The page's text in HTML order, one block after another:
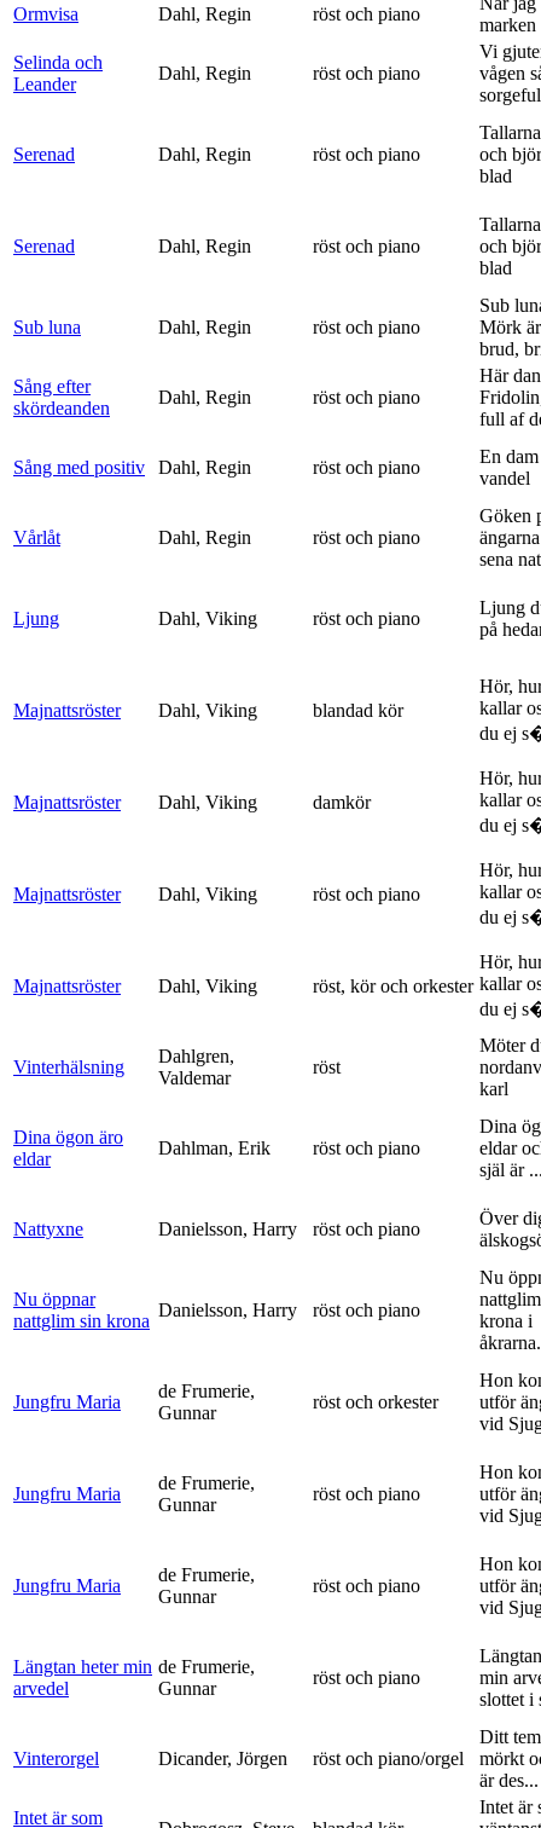
Ormvisa Dahl, Regin röst och piano
marken
Selinda och
Leander
Dahl, Regin röst och piano
Vi
vågen
Serenad Dahl, Regin röst och piano
och
blad
Serenad Dahl, Regin röst och piano
och
blad
Sub luna Dahl, Regin röst och piano
Sub
Mörk
brud,
Sång efter
skördeanden
Dahl, Regin röst och piano
Här
full af
Sång med positiv Dahl, Regin röst och piano
En
vandel
Vårlåt Dahl, Regin röst och piano
Göken
sena
Ljung Dahl, Viking röst och piano
Ljung
på
Majnattsröster Dahl, Viking blandad kör
Hör,
kallar
du ej
Majnattsröster Dahl, Viking damkör
Hör,
kallar
du ej
Majnattsröster Dahl, Viking röst och piano
Hör,
kallar
du ej
Majnattsröster Dahl, Viking röst, kör och orkester
Hör,
kallar
du ej
Vinterhälsning
Dahlgren,
Valdemar
röst
Möter
karl
Dina ögon äro
eldar
Dahlman, Erik röst och piano
Dina
eldar
själ är
Nattyxne Danielsson, Harry röst och piano
Över
Nu öppnar
nattglim sin krona
Danielsson, Harry röst och piano
Nu
krona i
Jungfru Maria
de Frumerie,
Gunnar
röst och orkester
Hon
utför
vid
Jungfru Maria
de Frumerie,
Gunnar
röst och piano
Hon
utför
vid
Jungfru Maria
de Frumerie,
Gunnar
röst och piano
Hon
utför
vid
Längtan heter min
arvedel
de Frumerie,
Gunnar
röst och piano
min
slottet i
Vinterorgel Dicander, Jörgen röst och piano/orgel
Ditt
mörkt
är des...
Intet är som
Intet är